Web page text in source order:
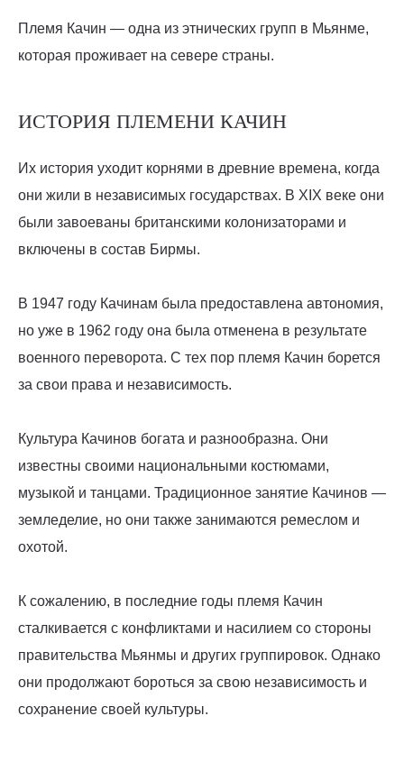
Племя Качин — одна из этнических групп в Мьянме,
которая проживает на севере страны.
ИСТОРИЯ ПЛЕМЕНИ КАЧИН
Их история уходит корнями в древние времена, когда
они жили в независимых государствах. В XIX веке они
были завоеваны британскими колонизаторами и
включены в состав Бирмы.
В 1947 году Качинам была предоставлена автономия,
но уже в 1962 году она была отменена в результате
военного переворота. С тех пор племя Качин борется
за свои права и независимость.
Культура Качинов богата и разнообразна. Они
известны своими национальными костюмами,
музыкой и танцами. Традиционное занятие Качинов —
земледелие, но они также занимаются ремеслом и
охотой.
К сожалению, в последние годы племя Качин
сталкивается с конфликтами и насилием со стороны
правительства Мьянмы и других группировок. Однако
они продолжают бороться за свою независимость и
сохранение своей культуры.